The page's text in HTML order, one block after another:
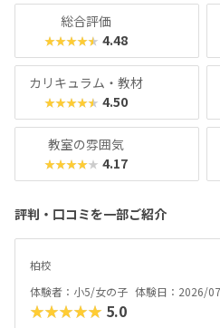
を検討する際は早めに下調べに
総合評価
★★★★★ 4.48
カリキュラム・教材
★★★★★ 4.50
教室の雰囲気
★★★★★ 4.17
評判・口コミを一部ご紹介
柏校
体験者：小5/女の子 体験日：2026/07
★★★★★ 5.0